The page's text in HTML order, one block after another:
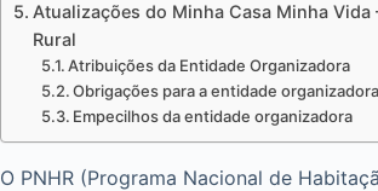
Atualizações do Minha Casa Minha Vida
Rural
Atribuições da Entidade Organizadora
Obrigações para a entidade organizadora
Empecilhos da entidade organizadora
O PNHR (Programa Nacional de